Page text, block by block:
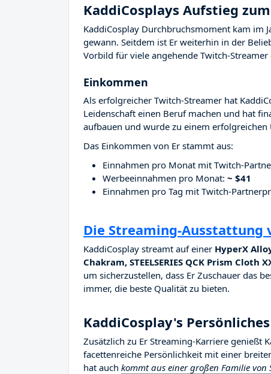
KaddiCosplays Aufstieg
KaddiCosplay Durchbruchsmoment kam im
gewann. Seitdem ist Er weiterhin in der
Vorbild für viele angehende Twitch-
Einkommen
Als erfolgreicher Twitch-Streamer hat
Leidenschaft einen Beruf machen und hat
aufbauen und wurde zu einem
Das Einkommen von Er stammt aus:
Einnahmen pro Monat mit Twitch-
Werbeeinnahmen pro Monat: ~ $41
Einnahmen pro Tag mit Twitch-
Die Streaming-Ausstattung
KaddiCosplay streamt auf einer HyperX
Chakram, STEELSERIES QCK Prism Cloth
um sicherzustellen, dass Er Zuschauer das
immer, die beste Qualität zu bieten.
KaddiCosplay's
Zusätzlich zu Er Streaming-Karriere genießt
facettenreiche Persönlichkeit mit einer
hat auch kommt aus einer großen Familie von